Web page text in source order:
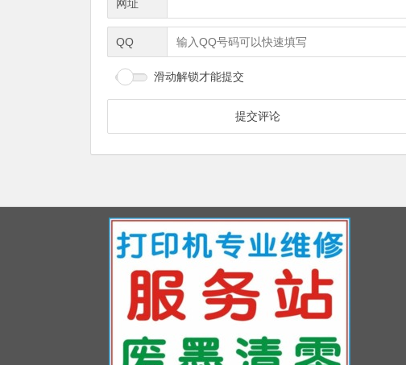
网址
QQ
滑动解锁才能提交